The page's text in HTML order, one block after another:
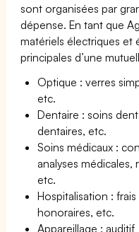
sont organisées par
dépense. En tant que
matériels électriques et
principales d’une
Optique : verres
etc.
Dentaire : soins
dentaires, etc.
Soins médicaux :
analyses
etc.
Hospitalisation :
honoraires, etc.
Appareillage : auditif